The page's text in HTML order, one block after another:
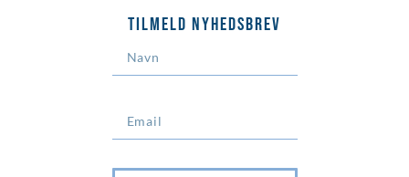
Tilmeld Nyhedsbrev